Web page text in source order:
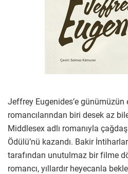
Jeffrey Eugenides’e günümüzün
romancılarından biri desek az
Middlesex adlı romanıyla
Ödülü’nü kazandı. Bakir
tarafından unutulmaz bir filme
romancı, yıllardır heyecanla